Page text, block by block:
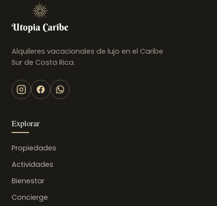
Alquileres vacacionales de lujo en el Caribe
Sur de Costa Rica.
Explorar
Propiedades
Actividades
Bienestar
Concierge